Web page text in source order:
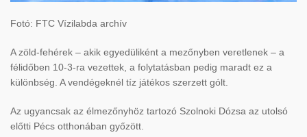
Fotó: FTC Vízilabda archív
A zöld-fehérek – akik egyedüliként a mezőnyben veretlenek – a
félidőben 10-3-ra vezettek, a folytatásban pedig maradt ez a
különbség. A vendégeknél tíz játékos szerzett gólt.
Az ugyancsak az élmezőnyhöz tartozó Szolnoki Dózsa az utolsó
előtti Pécs otthonában győzött.